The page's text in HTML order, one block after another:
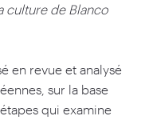
culture de Blanco
en revue et analysé
sur la base
qui examine